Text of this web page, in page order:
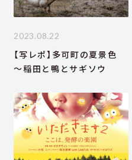
2023.08.22
【写レポ】多可町の夏景色
～稲田と鴨とサギソウ